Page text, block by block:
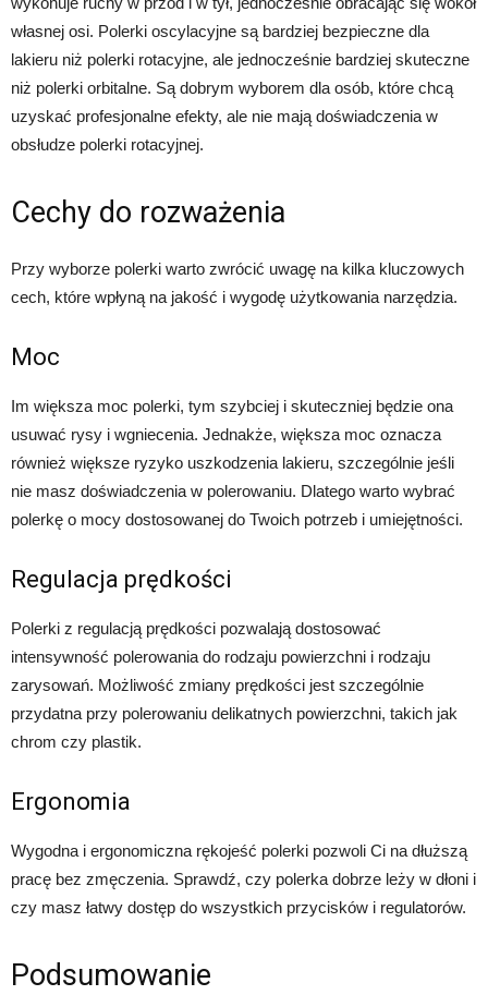
własnej osi. Polerki oscylacyjne są bardziej bezpieczne dla
lakieru niż polerki rotacyjne, ale jednocześnie bardziej skuteczne
niż polerki orbitalne. Są dobrym wyborem dla osób, które chcą
uzyskać profesjonalne efekty, ale nie mają doświadczenia w
obsłudze polerki rotacyjnej.
Cechy do rozważenia
Przy wyborze polerki warto zwrócić uwagę na kilka kluczowych
cech, które wpłyną na jakość i wygodę użytkowania narzędzia.
Moc
Im większa moc polerki, tym szybciej i skuteczniej będzie ona
usuwać rysy i wgniecenia. Jednakże, większa moc oznacza
również większe ryzyko uszkodzenia lakieru, szczególnie jeśli
nie masz doświadczenia w polerowaniu. Dlatego warto wybrać
polerkę o mocy dostosowanej do Twoich potrzeb i umiejętności.
Regulacja prędkości
Polerki z regulacją prędkości pozwalają dostosować
intensywność polerowania do rodzaju powierzchni i rodzaju
zarysowań. Możliwość zmiany prędkości jest szczególnie
przydatna przy polerowaniu delikatnych powierzchni, takich jak
chrom czy plastik.
Ergonomia
Wygodna i ergonomiczna rękojeść polerki pozwoli Ci na dłuższą
pracę bez zmęczenia. Sprawdź, czy polerka dobrze leży w dłoni i
czy masz łatwy dostęp do wszystkich przycisków i regulatorów.
Podsumowanie